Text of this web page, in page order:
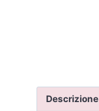
Descrizione